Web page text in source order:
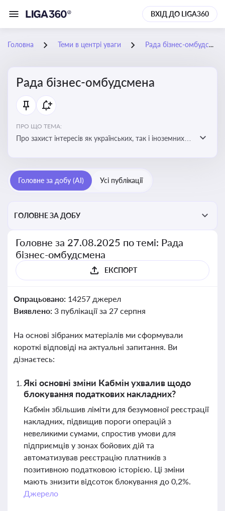
ВХІД ДО LIGA360
Головна Теми в центрі уваги Рада бізнес-омбудсмена
Рада бізнес-омбудсмена
ПРО ЩО ТЕМА:
Про захист інтересів як українських, так і іноземних
Головне за добу (AI) Усі публікації
ГОЛОВНЕ ЗА ДОБУ
Головне за 27.08.2025 по темі: Рада
бізнес-омбудсмена
ЕКСПОРТ
Опрацьовано: 14257 джерел
Виявлено: 3 публікації за 27 серпня
На основі зібраних матеріалів ми сформували
короткі відповіді на актуальні запитання. Ви
дізнаєтесь:
Які основні зміни Кабмін ухвалив щодо
блокування податкових накладних?
Кабмін збільшив ліміти для безумовної реєстрації
накладних, підвищив пороги операцій з
невеликими сумами, спростив умови для
підприємців у зонах бойових дій та
автоматизував реєстрацію платників з
позитивною податковою історією. Ці зміни
мають знизити відсоток блокування до 0,2%.
Джерело